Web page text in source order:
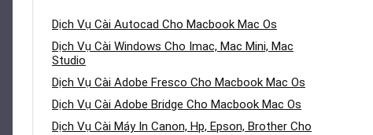
Dịch Vụ Cài Autocad Cho Macbook Mac Os
Dịch Vụ Cài Windows Cho Imac, Mac Mini, Mac
Studio
Dịch Vụ Cài Adobe Fresco Cho Macbook Mac Os
Dịch Vụ Cài Adobe Bridge Cho Macbook Mac Os
Dịch Vụ Cài Máy In Canon, Hp, Epson, Brother Cho